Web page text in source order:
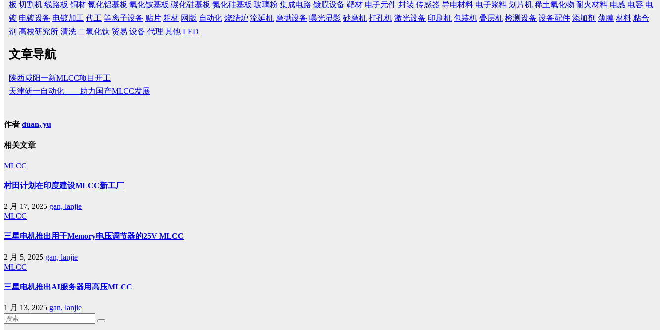
板 切割机 线路板 铜材 氮化铝基板 氧化铍基板 碳化硅基板 氮化硅基板 玻璃粉 集成电路 镀膜设备 靶材 电子元件 封装 传感器 导电材料 电子浆料 划片机 稀土氧化物 耐火材料 电感 电容 电
镀 电镀设备 电镀加工 代工 等离子设备 贴片 耗材 网版 自动化 烧结炉 流延机 磨抛设备 曝光显影 砂磨机 打孔机 激光设备 印刷机 包装机 叠层机 检测设备 设备配件 添加剂 薄膜 材料 粘合
剂 高校研究所 清洗 二氧化钛 贸易 设备 代理 其他 LED
文章导航
陕西咸阳一新MLCC项目开工
天津研一自动化——助力国产MLCC发展
作者 duan, yu
相关文章
MLCC
村田计划在印度建设MLCC新工厂
2 月 17, 2025 gan, lanjie
MLCC
三星电机推出用于Memory电压调节器的25V MLCC
2 月 5, 2025 gan, lanjie
MLCC
三星电机推出AI服务器用高压MLCC
1 月 13, 2025 gan, lanjie